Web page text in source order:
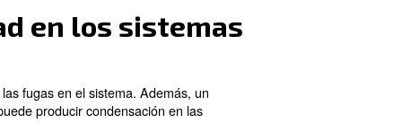
limpieza de los filtros, drenadores y separadores.
correctamente. Los secadores de adsorción